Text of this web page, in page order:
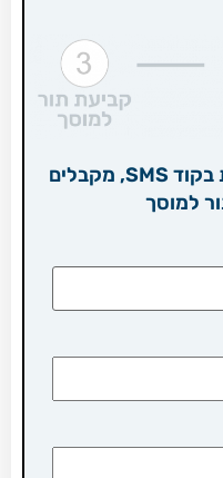
מילוי פרטים מהיר עם אימות בקוד SMS, מקבלים
למוסך